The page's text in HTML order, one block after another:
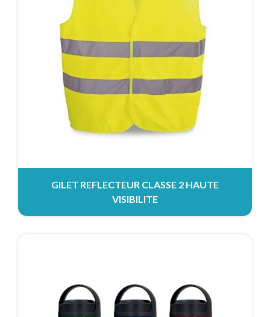
GILET REFLECTEUR CLASSE 2 HAUTE
VISIBILITE